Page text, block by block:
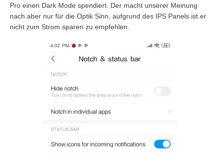
Pro einen Dark Mode spendiert. Der macht unserer Meinung
nach aber nur für die Optik Sinn, aufgrund des IPS Panels ist er
nicht zum Strom sparen zu empfehlen.